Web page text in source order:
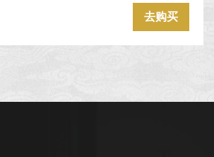
去购买